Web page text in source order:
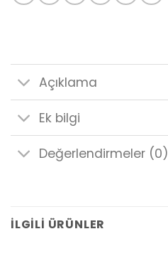
Açıklama
Ek bilgi
Değerlendirmeler (0)
İLGILI ÜRÜNLER